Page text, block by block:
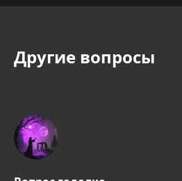
Другие вопросы